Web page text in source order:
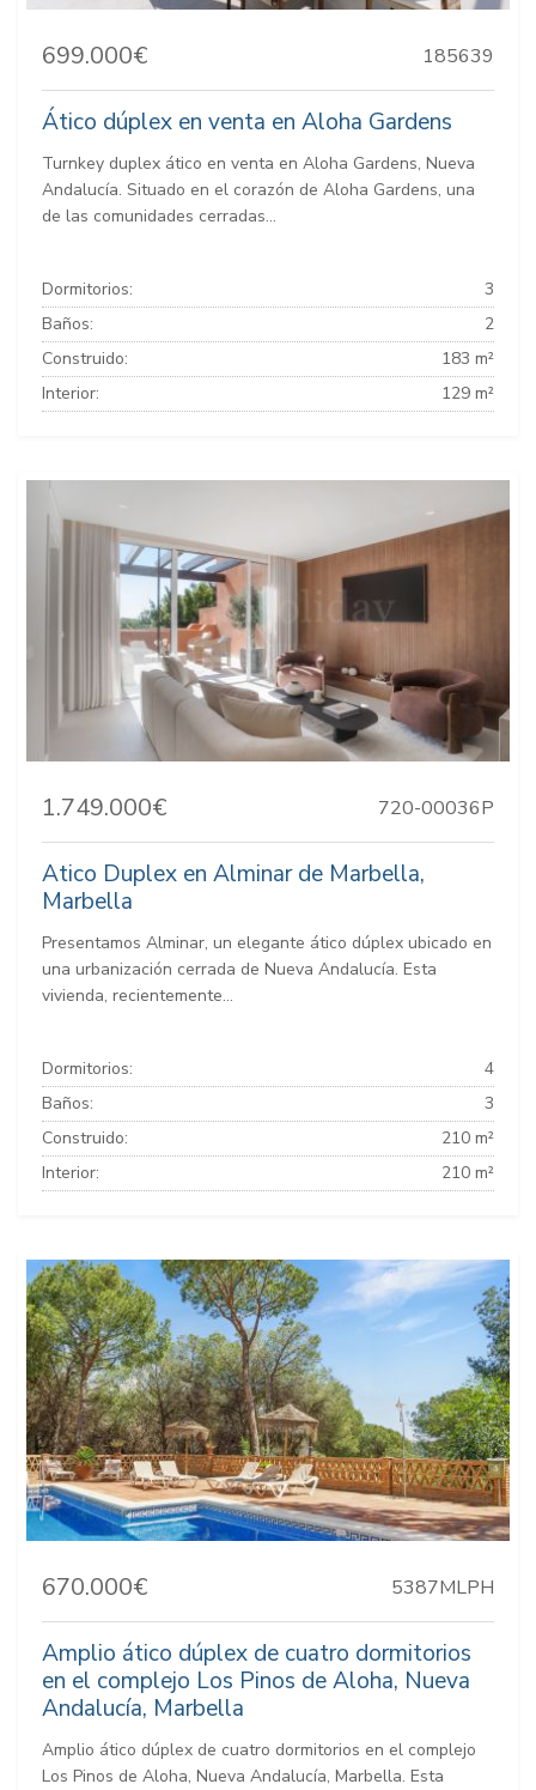
699.000€ 185639
Ático dúplex en venta en Aloha Gardens
Turnkey duplex ático en venta en Aloha Gardens, Nueva
Andalucía. Situado en el corazón de Aloha Gardens, una
de las comunidades cerradas...
Dormitorios:
3
Baños:
2
Construido:
183 m²
Interior:
129 m²
1.749.000€ 720-00036P
Atico Duplex en Alminar de Marbella,
Marbella
Presentamos Alminar, un elegante ático dúplex ubicado en
una urbanización cerrada de Nueva Andalucía. Esta
vivienda, recientemente...
Dormitorios:
4
Baños:
3
Construido:
210 m²
Interior:
210 m²
670.000€ 5387MLPH
Amplio ático dúplex de cuatro dormitorios
en el complejo Los Pinos de Aloha, Nueva
Andalucía, Marbella
Amplio ático dúplex de cuatro dormitorios en el complejo
Los Pinos de Aloha, Nueva Andalucía, Marbella. Esta